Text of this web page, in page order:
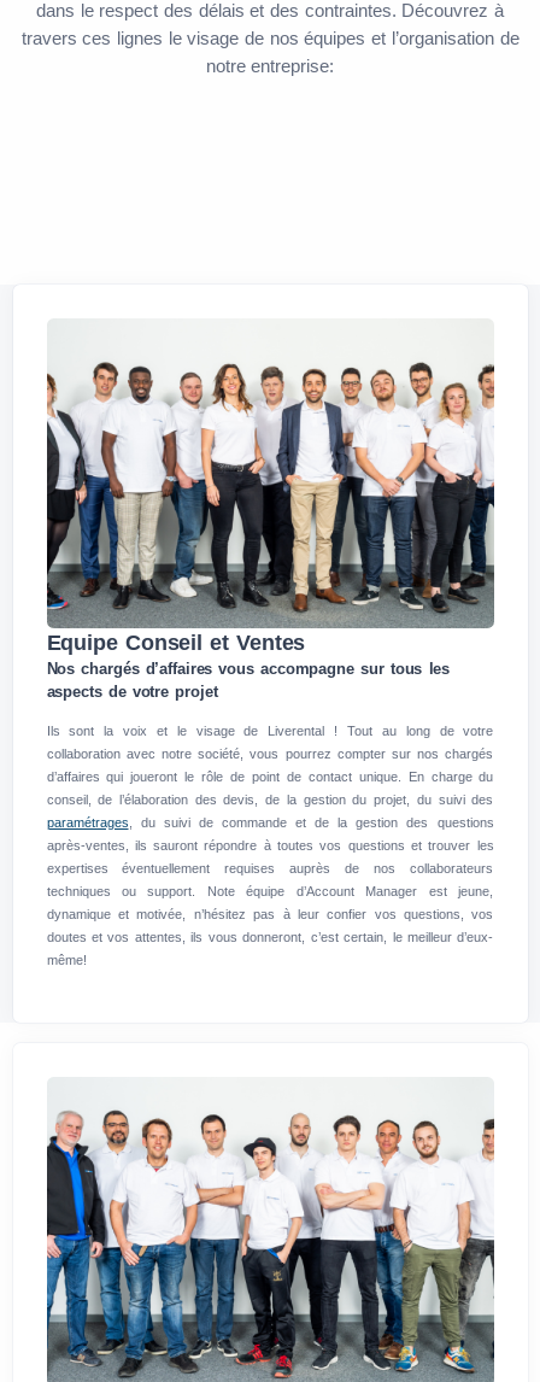
dans le respect des délais et des contraintes. Découvrez à
travers ces lignes le visage de nos équipes et l’organisation de
notre entreprise:
Equipe Conseil et Ventes
Nos chargés d’affaires vous accompagne sur tous les
aspects de votre projet
Ils sont la voix et le visage de Liverental ! Tout au long de votre
collaboration avec notre société, vous pourrez compter sur nos chargés
d’affaires qui joueront le rôle de point de contact unique. En charge du
conseil, de l’élaboration des devis, de la gestion du projet, du suivi des
paramétrages , du suivi de commande et de la gestion des questions
après-ventes, ils sauront répondre à toutes vos questions et trouver les
expertises éventuellement requises auprès de nos collaborateurs
techniques ou support. Note équipe d’Account Manager est jeune,
dynamique et motivée, n’hésitez pas à leur confier vos questions, vos
doutes et vos attentes, ils vous donneront, c’est certain, le meilleur d’eux-
même!